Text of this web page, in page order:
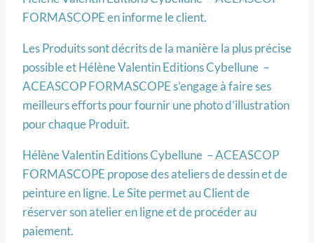
FORMASCOPE en informe le client.
Les Produits sont décrits de la manière la plus précise
possible et Hélène Valentin Editions Cybellune –
ACEASCOP FORMASCOPE s’engage à faire ses
meilleurs efforts pour fournir une photo d’illustration
pour chaque Produit.
Hélène Valentin Editions Cybellune – ACEASCOP
FORMASCOPE propose des ateliers de dessin et de
peinture en ligne. Le Site permet au Client de
réserver son atelier en ligne et de procéder au
paiement.